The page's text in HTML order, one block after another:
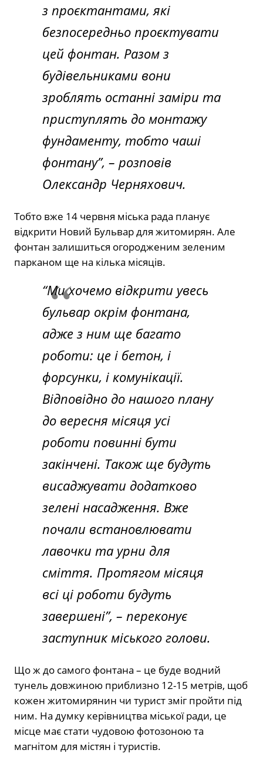
з проєктантами, які
безпосередньо проєктувати
цей фонтан. Разом з
будівельниками вони
зроблять останні заміри та
приступлять до монтажу
фундаменту, тобто чаші
фонтану”, – розповів
Олександр Черняхович.
Тобто вже 14 червня міська рада планує
відкрити Новий Бульвар для житомирян. Але
фонтан залишиться огородженим зеленим
парканом ще на кілька місяців.
“Ми хочемо відкрити увесь
бульвар окрім фонтана,
адже з ним ще багато
роботи: це і бетон, і
форсунки, і комунікації.
Відповідно до нашого плану
до вересня місяця усі
роботи повинні бути
закінчені. Також ще будуть
висаджувати додатково
зелені насадження. Вже
почали встановлювати
лавочки та урни для
сміття. Протягом місяця
всі ці роботи будуть
завершені”, – переконує
заступник міського голови.
Що ж до самого фонтана – це буде водний
тунель довжиною приблизно 12-15 метрів, щоб
кожен житомирянин чи турист зміг пройти під
ним. На думку керівництва міської ради, це
місце має стати чудовою фотозоною та
магнітом для містян і туристів.